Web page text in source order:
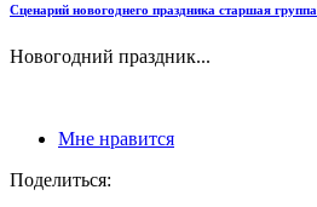
Сценарий новогоднего праздника старшая группа
Новогодний праздник...
Мне нравится
Поделиться: